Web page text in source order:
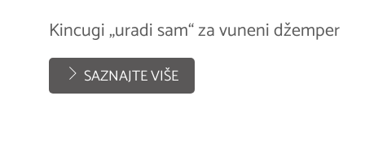
Kincugi „uradi sam“ za vuneni džemper
SAZNAJTE VIŠE